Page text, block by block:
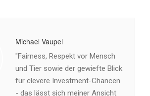
Michael Vaupel
"Fairness, Respekt vor Mensch
und Tier sowie der gewiefte Blick
für clevere Investment-Chancen
- das lässt sich meiner Ansicht